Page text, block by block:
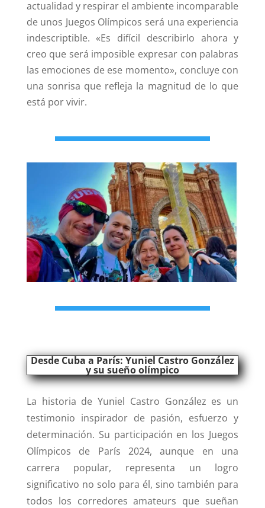
actualidad y respirar el ambiente incomparable
de unos Juegos Olímpicos será una experiencia
indescriptible. «Es difícil describirlo ahora y
creo que será imposible expresar con palabras
las emociones de ese momento», concluye con
una sonrisa que refleja la magnitud de lo que
está por vivir.
Desde Cuba a París: Yuniel Castro González
y su sueño olímpico
La historia de Yuniel Castro González es un
testimonio inspirador de pasión, esfuerzo y
determinación. Su participación en los Juegos
Olímpicos de París 2024, aunque en una
carrera popular, representa un logro
significativo no solo para él, sino también para
todos los corredores amateurs que sueñan